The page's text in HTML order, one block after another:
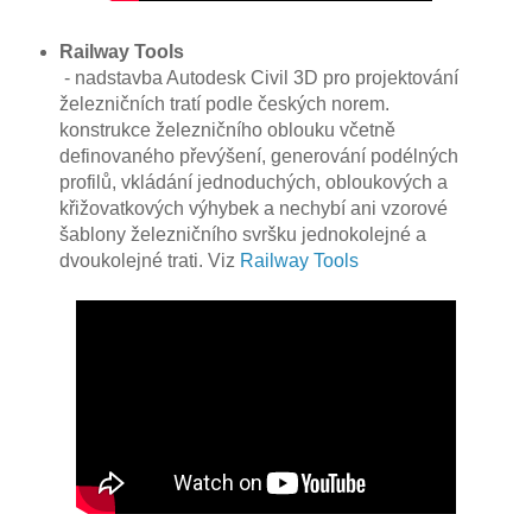
Railway Tools
- nadstavba Autodesk Civil 3D pro projektování
železničních tratí podle českých norem.
konstrukce železničního oblouku včetně
definovaného převýšení, generování podélných
profilů, vkládání jednoduchých, obloukových a
křižovatkových výhybek a nechybí ani vzorové
šablony železničního svršku jednokolejné a
dvoukolejné trati. Viz Railway Tools